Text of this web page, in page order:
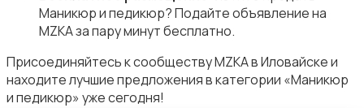
Маникюр и педикюр? Подайте объявление на
MZKA за пару минут бесплатно.
Присоединяйтесь к сообществу MZKA в Иловайске и
находите лучшие предложения в категории «Маникюр
и педикюр» уже сегодня!